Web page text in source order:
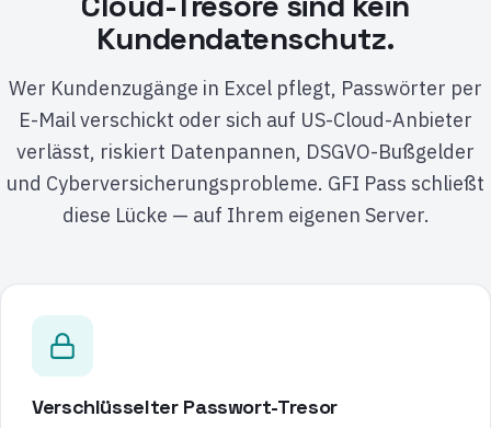
Kundendatenschutz.
Wer Kundenzugänge in Excel pflegt, Passwörter per
E-Mail verschickt oder sich auf US-Cloud-Anbieter
verlässt, riskiert Datenpannen, DSGVO-Bußgelder
und Cyberversicherungsprobleme. GFI Pass schließt
diese Lücke — auf Ihrem eigenen Server.
Verschlüsselter Passwort-Tresor